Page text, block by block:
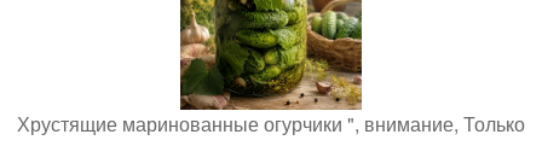
Хрустящие маринованные огурчики ", внимание, Только